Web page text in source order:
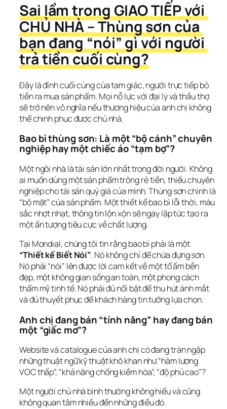
Sai lầm trong GIAO TIẾP với
CHỦ NHÀ – Thùng sơn của
bạn đang “nói” gì với người
trả tiền cuối cùng?
Đây là đỉnh cuối cùng của tam giác, người trực tiếp bỏ
tiền ra mua sản phẩm. Mọi nỗ lực với đại lý và thầu thợ
sẽ trở nên vô nghĩa nếu thương hiệu của anh chị không
thể chinh phục được chủ nhà.
Bao bì thùng sơn: Là một “bộ cánh” chuyên
nghiệp hay một chiếc áo “tạm bợ”?
Một ngôi nhà là tài sản lớn nhất trong đời người. Không
ai muốn dùng một sản phẩm trông rẻ tiền, thiếu chuyên
nghiệp cho tài sản quý giá của mình. Thùng sơn chính là
“bộ mặt” của sản phẩm. Một thiết kế bao bì lỗi thời, màu
sắc nhợt nhạt, thông tin lộn xộn sẽ ngay lập tức tạo ra
một ấn tượng tiêu cực về chất lượng.
“Thiết kế Biết Nói”. Nó không chỉ để chứa đựng sơn.
Nó phải “nói” lên được lời cam kết về một tổ ấm bền
đẹp, một không gian sống an toàn, một phong cách
thẩm mỹ tinh tế. Nó phải đủ nổi bật để thu hút ánh mắt
và đủ thuyết phục để khách hàng tin tưởng lựa chọn.
Anh chị đang bán “tính năng” hay đang bán
một “giấc mơ”?
Website và catalogue của anh chị có đang tràn ngập
những thuật ngữ kỹ thuật khô khan như “hàm lượng
VOC thấp”, “khả năng chống kiềm hóa”, “độ phủ cao”?
Một người chủ nhà bình thường không hiểu và cũng
không quan tâm nhiều đến những điều đó.